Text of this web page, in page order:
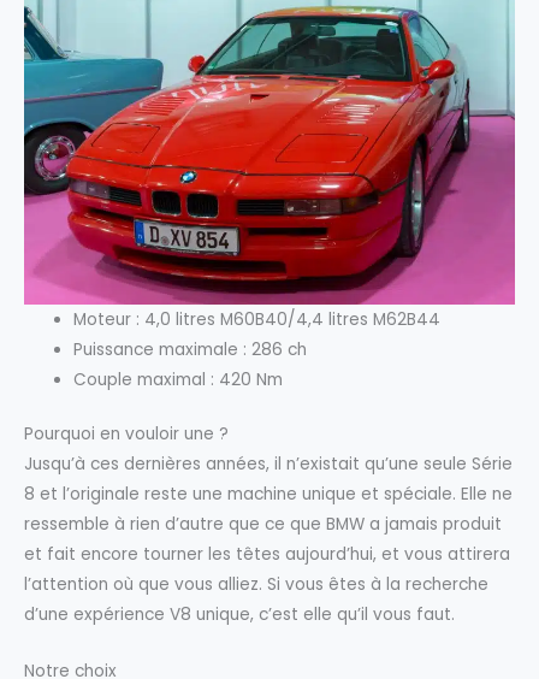
Moteur : 4,0 litres M60B40/4,4 litres M62B44
Puissance maximale : 286 ch
Couple maximal : 420 Nm
Pourquoi en vouloir une ?
Jusqu’à ces dernières années, il n’existait qu’une seule Série
8 et l’originale reste une machine unique et spéciale. Elle ne
ressemble à rien d’autre que ce que BMW a jamais produit
et fait encore tourner les têtes aujourd’hui, et vous attirera
l’attention où que vous alliez. Si vous êtes à la recherche
d’une expérience V8 unique, c’est elle qu’il vous faut.
Notre choix